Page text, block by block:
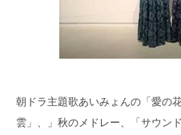
朝ドラ主題歌あいみょんの「愛の
雲」、」秋のメドレー、「サウン